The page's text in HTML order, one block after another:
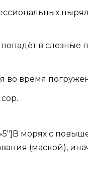
в слезные
во время
морях с
(маской),